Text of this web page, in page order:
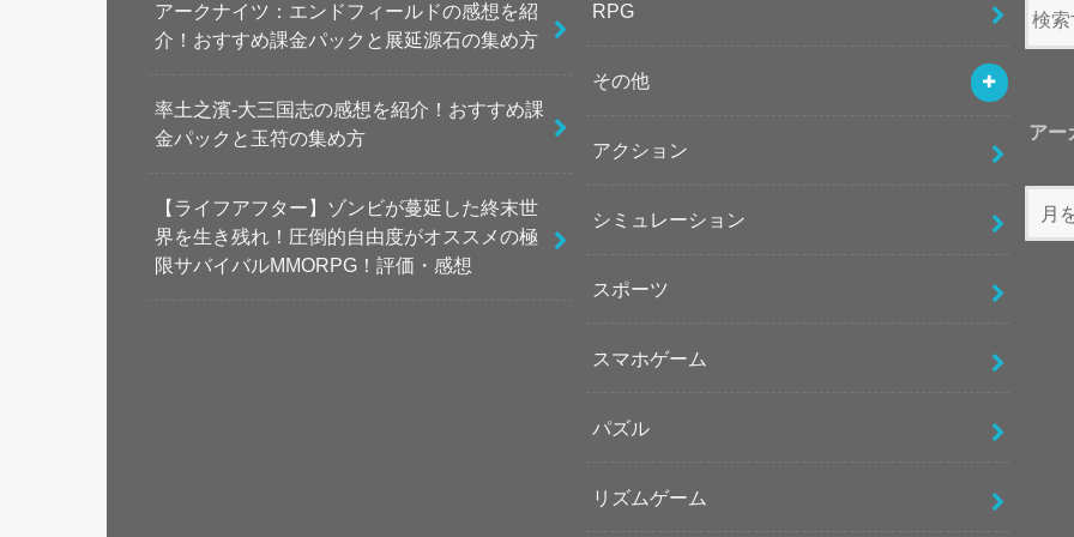
アークナイツ：エンドフィールドの感想を紹
介！おすすめ課金パックと展延源石の集め方
率土之濱-大三国志の感想を紹介！おすすめ課
金パックと玉符の集め方
【ライフアフター】ゾンビが蔓延した終末世
界を生き残れ！圧倒的自由度がオススメの極
限サバイバルMMORPG！評価・感想
RPG
その他
アクション
シミュレーション
スポーツ
スマホゲーム
パズル
リズムゲーム
アー